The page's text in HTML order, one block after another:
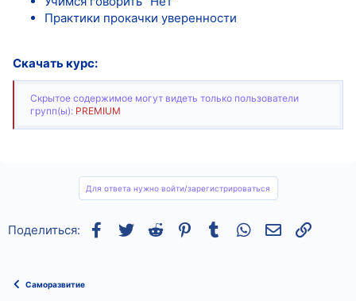
Практики прокачки уверенности
Скачать курс:
Скрытое содержимое могут видеть только пользователи
групп(ы): PREMIUM
Для ответа нужно войти/зарегистрироваться
Поделиться: Facebook
TwitterReddit Pinterest
Tumblr WhatsAppСсылка
Саморазвитие